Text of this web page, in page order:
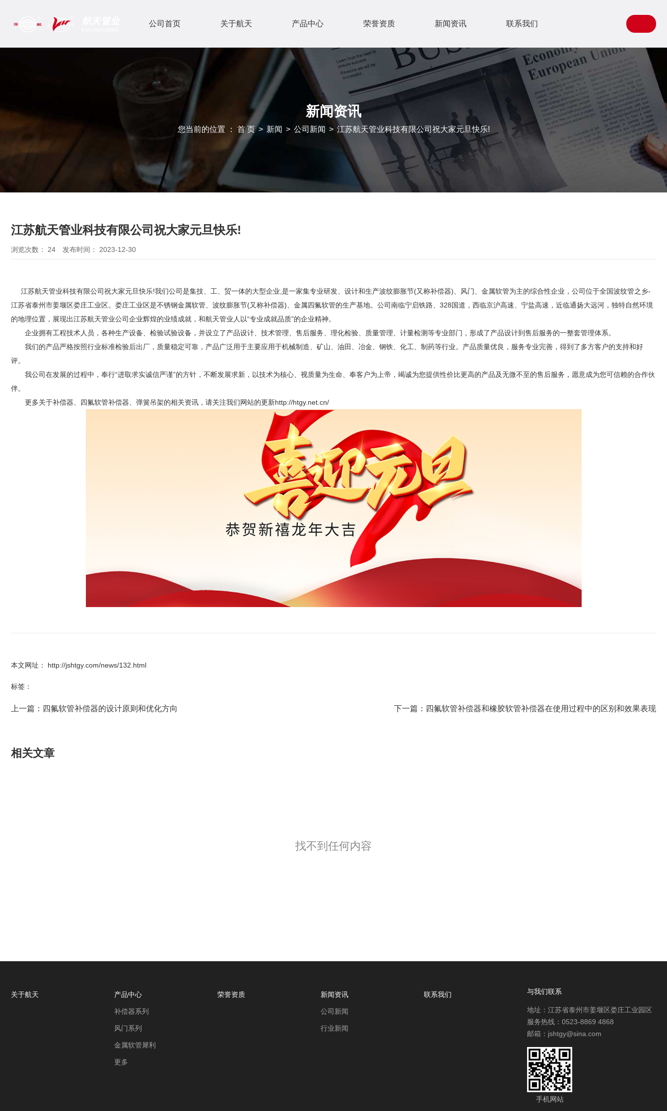
公司首页 关于航天 产品中心 荣誉资质 新闻资讯 联系我们
新闻资讯
您当前的位置 ： 首 页 > 新闻 > 公司新闻 > 江苏航天管业科技有限公司祝大家元旦快乐!
江苏航天管业科技有限公司祝大家元旦快乐!
浏览次数： 24 发布时间： 2023-12-30
江苏航天管业科技有限公司祝大家元旦快乐!我们公司是集技、工、贸一体的大型企业,是一家集专业研发、设计和生产波纹膨胀节(又称补偿器)、风门、金属软管为主的综合性企业，公司位于全国波纹管之乡-
江苏省泰州市姜堰区娄庄工业区。娄庄工业区是不锈钢金属软管、波纹膨胀节(又称补偿器)、金属四氟软管的生产基地。公司南临宁启铁路、328国道，西临京沪高速、宁盐高速，近临通扬大远河，独特自然环境
的地理位置，展现出江苏航天管业公司企业辉煌的业绩成就，和航天管业人以“专业成就品质”的企业精神。
企业拥有工程技术人员，各种生产设备、检验试验设备，并设立了产品设计、技术管理、售后服务、理化检验、质量管理、计量检测等专业部门，形成了产品设计到售后服务的一整套管理体系。
我们的产品严格按照行业标准检验后出厂，质量稳定可靠，产品广泛用于主要应用于机械制造、矿山、油田、冶金、钢铁、化工、制药等行业。产品质量优良，服务专业完善，得到了多方客户的支持和好
评。
我公司在发展的过程中，奉行“进取求实诚信严谨”的方针，不断发展求新，以技术为核心、视质量为生命、奉客户为上帝，竭诚为您提供性价比更高的产品及无微不至的售后服务，愿意成为您可信赖的合作伙
伴。
更多关于补偿器 、四氟软管补偿器、 弹簧吊架的相关资讯，请关注我们网站的更新http://htgy.net.cn/
本文网址： http://jshtgy.com/news/132.html
标签：
上一篇： 四氟软管补偿器的设计原则和优化方向 下一篇： 四氟软管补偿器和橡胶软管补偿器在使用过程中的区别和效果表现
相关文章
找不到任何内容
关于航天 产品中心
补偿器系列
风门系列
金属软管犀利
更多
荣誉资质 新闻资讯
公司新闻
行业新闻
联系我们 与我们联系
地址：江苏省泰州市姜堰区娄庄工业园区
服务热线：0523-8869 4868
邮箱：jshtgy@sina.com
手机网站